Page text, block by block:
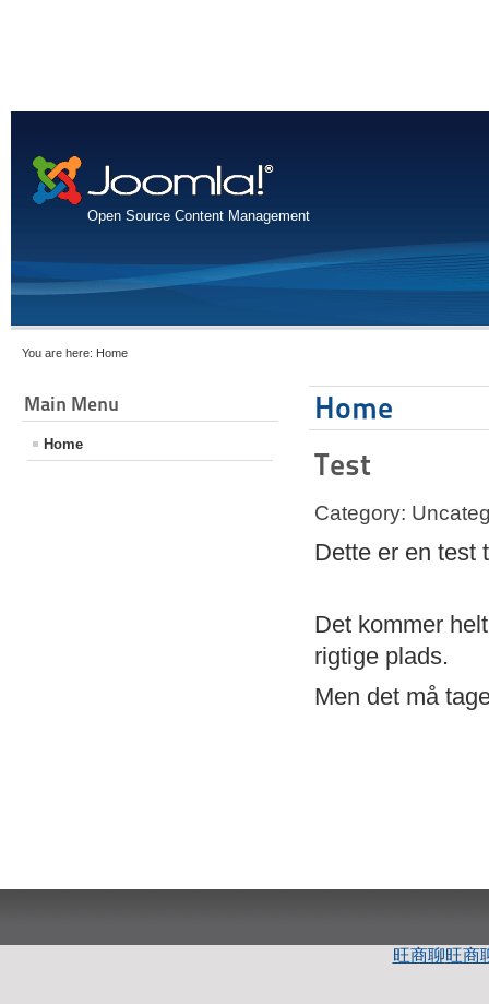
Open Source Content Management
You are here: Home
Main Menu
Home
Home
Test
Category:
Dette er en test
Det kommer
rigtige plads.
Men det må
旺商聊旺商